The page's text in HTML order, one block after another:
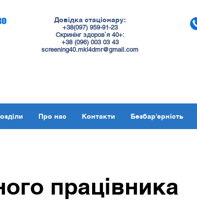
Довідка стаціонару:
+38(097) 959-91-23
Скринінг здоров`я 40+:
+38 (096) 003 03 43
screening40.mkl4dmr@gmail.com
Про нас Контакти Безбар'єрність
працівника